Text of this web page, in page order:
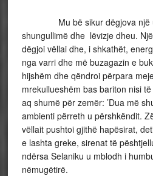
Mu bë sikur dëgjova një
shungullimë dhe lëvizje dheu.
dëgjoi vëllai dhe, i shkathët,
nga varri dhe më buzagazin e
hijshëm dhe qëndroi përpara
mrekullueshëm bas bariton nisi
aq shumë për zemër: ’Dua më
ambienti përreth u përshkëndit.
vëllait pushtoi gjithë hapësirat,
e lashta greke, sirenat të
ndërsa Selaniku u mblodh i
nëmugëtirë.